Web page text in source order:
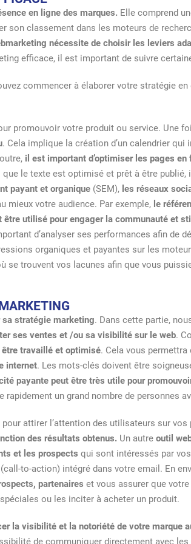
en ligne des marques. Elle comprend
son classement dans les moteurs de
nécessite de choisir les leviers
efficace, il est important de suivre
commencer à élaborer votre stratégie
promouvoir votre produit ou service. Une
. Cela implique la création d’un calendrier
il est important d’optimiser les pages
que le texte est optimisé et prêt à être
payant et organique (SEM), les réseaux
mieux votre audience. Par exemple, le
être utilisé pour engager la communauté et
d’analyser ses performances afin de
organiques et payantes sur les
se trouvent vos lacunes afin que vous
sa stratégie marketing. Dans cette partie,
ses ventes et /ou sa visibilité sur le web.
travaillé et optimisé. Cela vous
internet. Les mots-clés doivent être
payante peut être très utile pour
rapidement un grand nombre de personnes
attirer l’attention des utilisateurs sur
des résultats obtenus. Un autre outil
et les prospects qui sont intéressés par
to-action) intégré dans votre email. En
partenaires et vous assurer que
ou les inciter à acheter un produit.
la visibilité et la notoriété de votre marque
de communiquer directement avec